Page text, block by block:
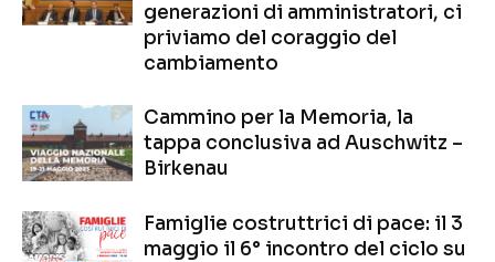
generazioni di amministratori, ci
priviamo del coraggio del
cambiamento
Cammino per la Memoria, la
tappa conclusiva ad Auschwitz –
Birkenau
Famiglie costruttrici di pace: il 3
maggio il 6° incontro del ciclo su